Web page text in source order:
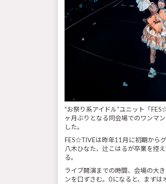
“お祭り系アイドル”ユニット「
ヶ月ぶりとなる同会場でのワンマ
した。
FES☆TIVEは昨年11月に初期から
八木ひなた、辻こはるが卒業を控
る。
ライブ開演までの時間、会場の大
ンを口ずさむ。0になると、まず